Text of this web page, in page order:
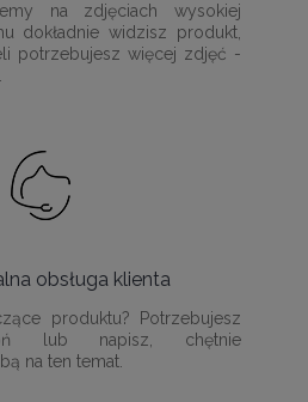
na zdjęciach wysokiej
dokładnie widzisz produkt,
potrzebujesz więcej zdjęć -
obsługa klienta
produktu? Potrzebujesz
lub napisz, chętnie
na ten temat.